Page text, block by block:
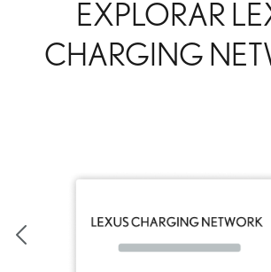
EXPLORAR
CHARGING